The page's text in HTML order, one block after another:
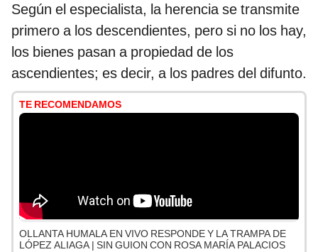
Según el especialista, la herencia se transmite
primero a los descendientes, pero si no los hay,
los bienes pasan a propiedad de los
ascendientes; es decir, a los padres del difunto.
TE RECOMENDAMOS
OLLANTA HUMALA EN VIVO RESPONDE Y LA TRAMPA DE
LÓPEZ ALIAGA | SIN GUION CON ROSA MARÍA PALACIOS